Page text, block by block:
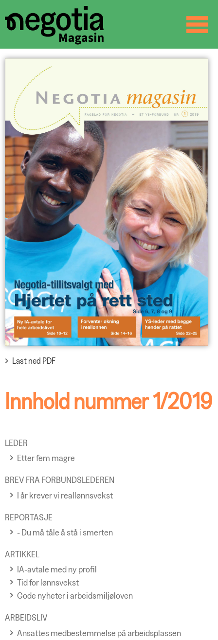
SØK
☰
Last ned PDF
Innhold nummer 1/2019
LEDER
Etter fem magre
BREV FRA FORBUNDSLEDEREN
I år krever vi reallønnsvekst
REPORTASJE
- Du må tåle å stå i smerten
ARTIKKEL
IA-avtale med ny profil
Tid for lønnsvekst
Gode nyheter i arbeidsmiljøloven
ARBEIDSLIV
Ansattes medbestemmelse på arbeidsplassen